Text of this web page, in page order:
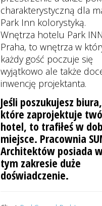
charakterystyczną dla
Park Inn kolorystyką.
Wnętrza hotelu Park INN
Praha, to wnętrza w
każdy gość poczuje się
wyjątkowo ale także
inwencję projektanta.
Jeśli poszukujesz biura,
które zaprojektuje
hotel, to trafiłeś w
miejsce. Pracownia
Architektów posiada
tym zakresie duże
doświadczenie.